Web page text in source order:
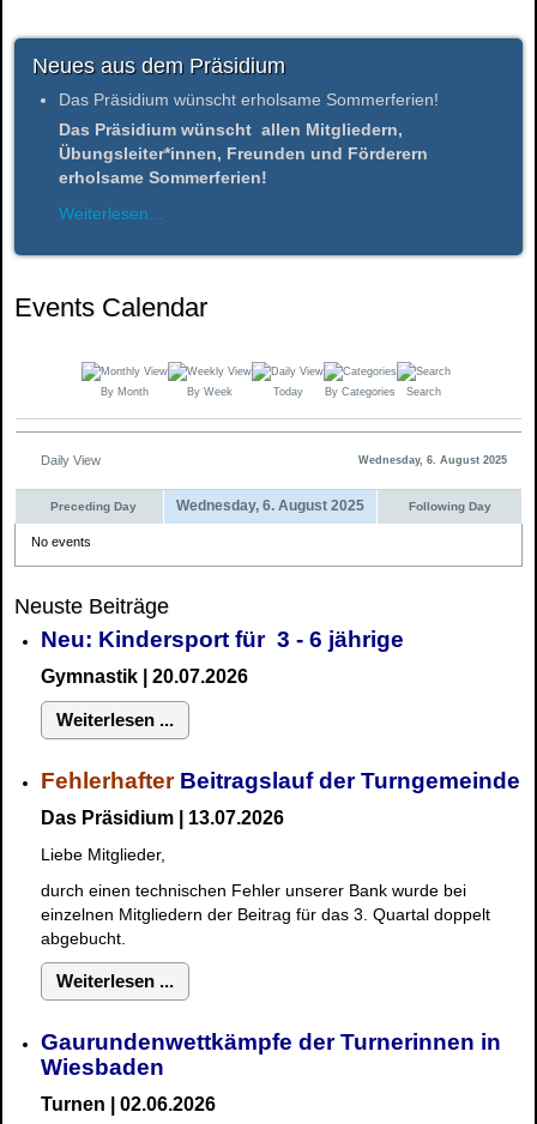
Neues aus dem Präsidium
Das Präsidium wünscht erholsame Sommerferien!
Das Präsidium wünscht allen Mitgliedern,
Übungsleiter*innen, Freunden und Förderern
erholsame Sommerferien!
Weiterlesen...
Events Calendar
By Month By Week Today By Categories Search
Daily View Wednesday, 6. August 2025
Preceding Day Wednesday, 6. August 2025 Following Day
No events
Neuste Beiträge
Neu: Kindersport für 3 - 6 jährige
Gymnastik | 20.07.2026
Weiterlesen ...
FehlerhafterBeitragslauf der Turngemeinde
Das Präsidium | 13.07.2026
Liebe Mitglieder,
durch einen technischen Fehler unserer Bank wurde bei
einzelnen Mitgliedern der Beitrag für das 3. Quartal doppelt
abgebucht.
Weiterlesen ...
Gaurundenwettkämpfe der Turnerinnen in
Wiesbaden
Turnen | 02.06.2026